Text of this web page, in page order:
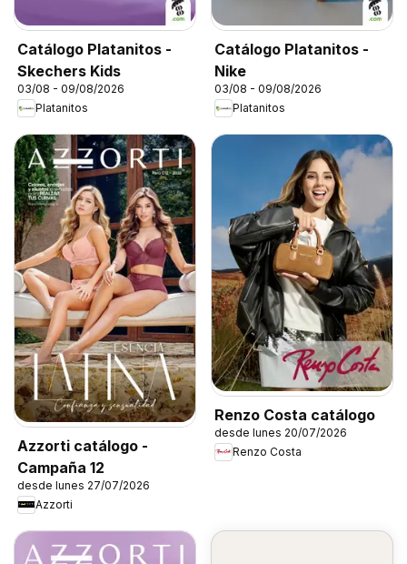
Catálogo Platanitos -
Skechers Kids
03/08 - 09/08/2026
Platanitos
Catálogo Platanitos -
Nike
03/08 - 09/08/2026
Platanitos
Azzorti catálogo -
Campaña 12
desde lunes 27/07/2026
Azzorti
Renzo Costa catálogo
desde lunes 20/07/2026
Renzo Costa